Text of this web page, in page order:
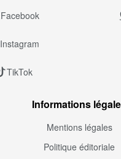
Facebook
Instagram
TikTok
Informations
Mentions légales
Politique éditoriale